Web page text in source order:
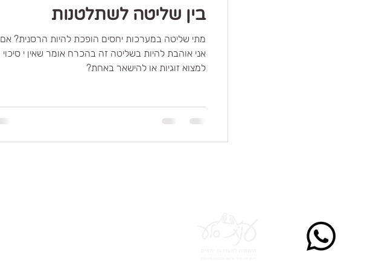
בין שליטה לשתלטנות
מתי שליטה במערכות יחסים הופכת להיות הרסנית? אם
אני אוהבת להיות בשליטה זה בהכרח אומר שאין י סיכוי
למצוא זוגיות או להישאר באחת?